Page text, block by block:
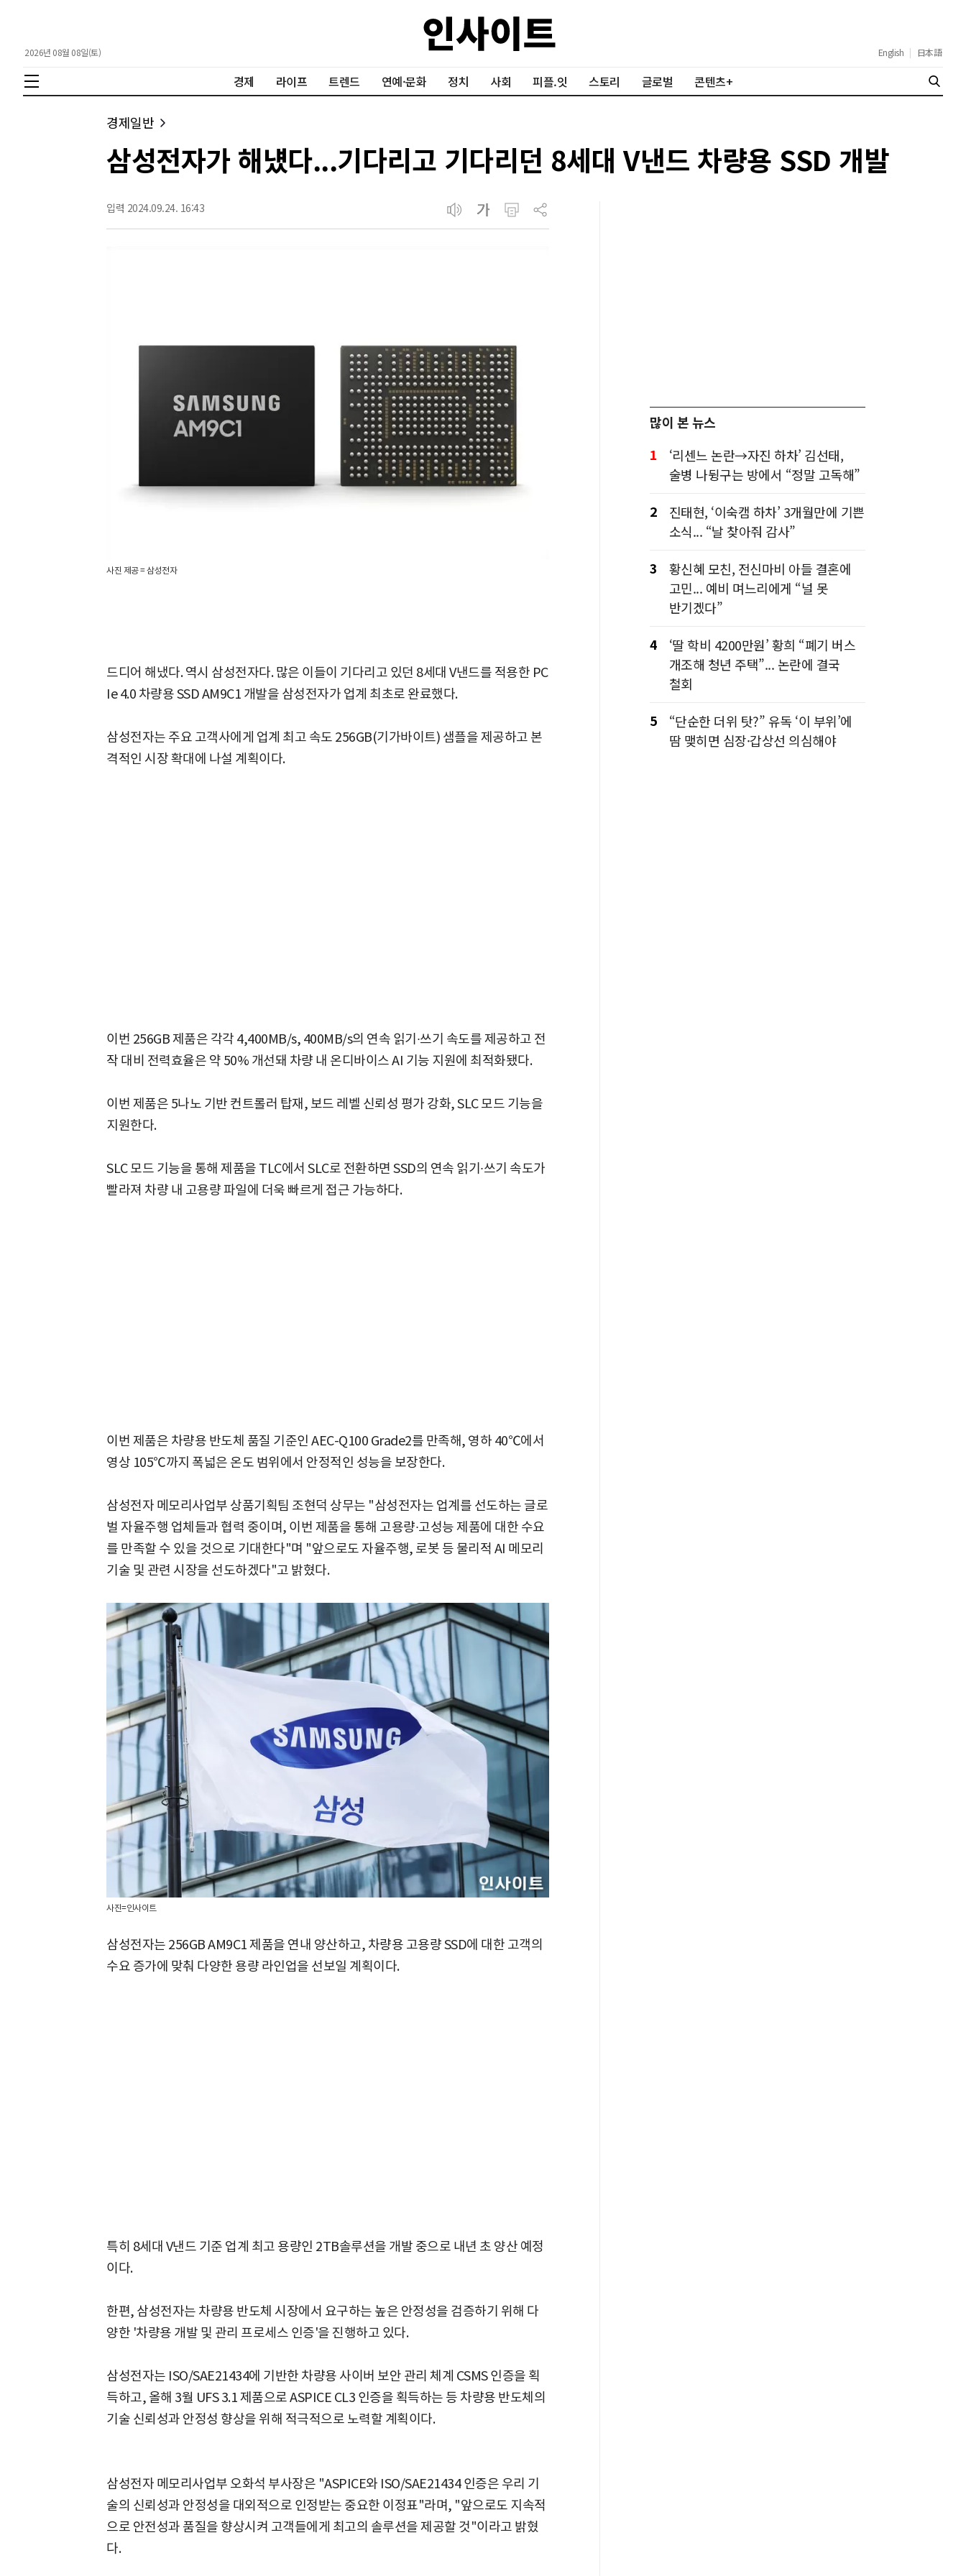
2026년 08월 08일(토) English | 日本語
경제 라이프 트렌드 연예·문화 정치 사회 피플.잇 스토리 글로벌 콘텐츠+
경제일반
삼성전자가 해넀다...기다리고 기다리던 8세대 V낸드 차량용 SSD 개발
입력 2024.09.24. 16:43
사진 제공 = 삼성전자
드디어 해냈다. 역시 삼성전자다. 많은 이들이 기다리고 있던 8세대 V낸드를 적용한 PC
Ie 4.0 차량용 SSD AM9C1 개발을 삼성전자가 업계 최초로 완료했다.
삼성전자는 주요 고객사에게 업계 최고 속도 256GB(기가바이트) 샘플을 제공하고 본
격적인 시장 확대에 나설 계획이다.
이번 256GB 제품은 각각 4,400MB/s, 400MB/s의 연속 읽기∙쓰기 속도를 제공하고 전
작 대비 전력효율은 약 50% 개선돼 차량 내 온디바이스 AI 기능 지원에 최적화됐다.
이번 제품은 5나노 기반 컨트롤러 탑재, 보드 레벨 신뢰성 평가 강화, SLC 모드 기능을
지원한다.
SLC 모드 기능을 통해 제품을 TLC에서 SLC로 전환하면 SSD의 연속 읽기∙쓰기 속도가
빨라져 차량 내 고용량 파일에 더욱 빠르게 접근 가능하다.
이번 제품은 차량용 반도체 품질 기준인 AEC-Q100 Grade2를 만족해, 영하 40℃에서
영상 105℃까지 폭넓은 온도 범위에서 안정적인 성능을 보장한다.
삼성전자 메모리사업부 상품기획팀 조현덕 상무는 "삼성전자는 업계를 선도하는 글로
벌 자율주행 업체들과 협력 중이며, 이번 제품을 통해 고용량∙고성능 제품에 대한 수요
를 만족할 수 있을 것으로 기대한다"며 "앞으로도 자율주행, 로봇 등 물리적 AI 메모리
기술 및 관련 시장을 선도하겠다"고 밝혔다.
사진=인사이트
삼성전자는 256GB AM9C1 제품을 연내 양산하고, 차량용 고용량 SSD에 대한 고객의
수요 증가에 맞춰 다양한 용량 라인업을 선보일 계획이다.
특히 8세대 V낸드 기준 업계 최고 용량인 2TB솔루션을 개발 중으로 내년 초 양산 예정
이다.
한편, 삼성전자는 차량용 반도체 시장에서 요구하는 높은 안정성을 검증하기 위해 다
양한 '차량용 개발 및 관리 프로세스 인증'을 진행하고 있다.
삼성전자는 ISO/SAE21434에 기반한 차량용 사이버 보안 관리 체계 CSMS 인증을 획
득하고, 올해 3월 UFS 3.1 제품으로 ASPICE CL3 인증을 획득하는 등 차량용 반도체의
기술 신뢰성과 안정성 향상을 위해 적극적으로 노력할 계획이다.
삼성전자 메모리사업부 오화석 부사장은 "ASPICE와 ISO/SAE21434 인증은 우리 기
술의 신뢰성과 안정성을 대외적으로 인정받는 중요한 이정표"라며, "앞으로도 지속적
으로 안전성과 품질을 향상시켜 고객들에게 최고의 솔루션을 제공할 것"이라고 밝혔
다.
많이 본 뉴스
1
‘리센느 논란→자진 하차’ 김선태,
술병 나뒹구는 방에서 “정말 고독해”
2
진태현, ‘이숙캠 하차’ 3개월만에 기쁜
소식... “날 찾아줘 감사”
3
황신혜 모친, 전신마비 아들 결혼에
고민... 예비 며느리에게 “널 못
반기겠다”
4
‘딸 학비 4200만원’ 황희 “폐기 버스
개조해 청년 주택”... 논란에 결국
철회
5
“단순한 더위 탓?” 유독 ‘이 부위’에
땀 맺히면 심장·갑상선 의심해야